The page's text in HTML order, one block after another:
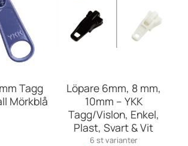
Tagg
Mörkblå
Löpare 6mm, 8 mm,
10mm – YKK
Tagg/Vislon, Enkel,
Plast, Svart & Vit
6 st varianter